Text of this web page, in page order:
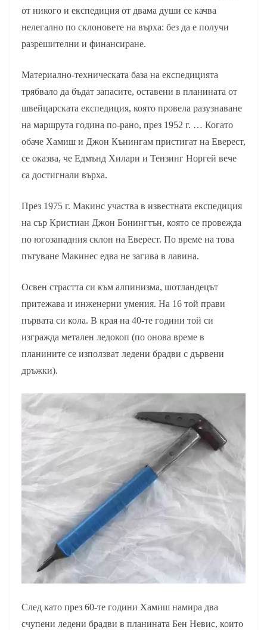
от никого и експедиция от двама души се качва
нелегално по склоновете на върха: без да е получи
разрешителни и финансиране.
Материално-техническата база на експедицията
трябвало да бъдат запасите, оставени в планината от
швейцарската експедиция, която провела разузнаване
на маршрута година по-рано, през 1952 г. … Когато
обаче Хамиш и Джон Кънингам пристигат на Еверест,
се оказва, че Едмънд Хилари и Тензинг Норгей вече
са достигнали върха.
През 1975 г. Макинс участва в известната експедиция
на сър Кристиан Джон Бонингтън, която се провежда
по югозападния склон на Еверест. По време на това
пътуване Макинес едва не загива в лавина.
Освен страстта си към алпинизма, шотландецът
притежава и инженерни умения. На 16 той прави
първата си кола. В края на 40-те години той си
изгражда метален ледокоп (по онова време в
планините се използват ледени брадви с дървени
дръжки).
След като през 60-те години Хамиш намира два
счупени ледени брадви в планината Бен Невис, които